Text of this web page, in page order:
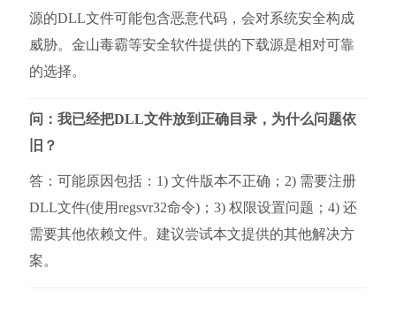
源的DLL文件可能包含恶意代码，会对系统安全构成
威胁。金山毒霸等安全软件提供的下载源是相对可靠
的选择。
问：我已经把DLL文件放到正确目录，为什么问题依
旧？
答：可能原因包括：1) 文件版本不正确；2) 需要注册
DLL文件(使用regsvr32命令)；3) 权限设置问题；4) 还
需要其他依赖文件。建议尝试本文提供的其他解决方
案。